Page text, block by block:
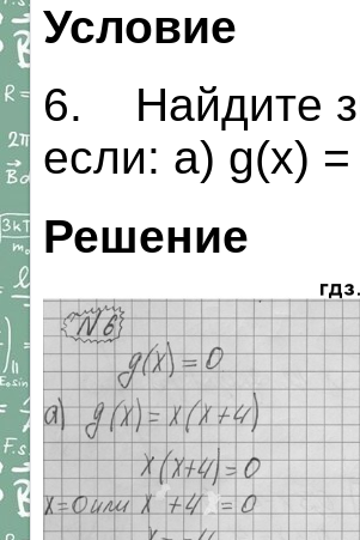
Условие
6. Найдите
если: a) g(x)
Решение